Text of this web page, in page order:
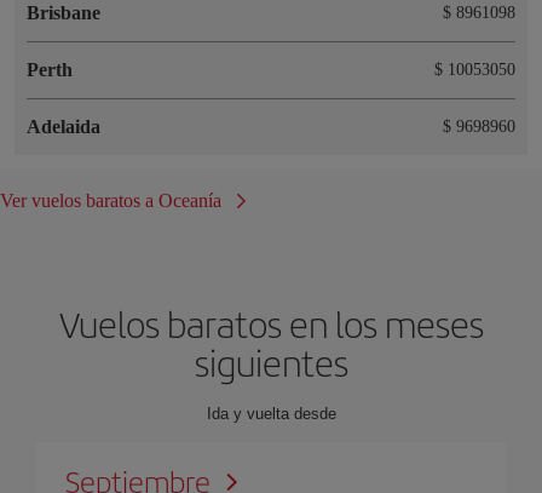
Brisbane $ 8961098
Perth $ 10053050
Adelaida $ 9698960
Ver vuelos baratos a Oceanía
Vuelos baratos en los meses
siguientes
Ida y vuelta desde
Septiembre